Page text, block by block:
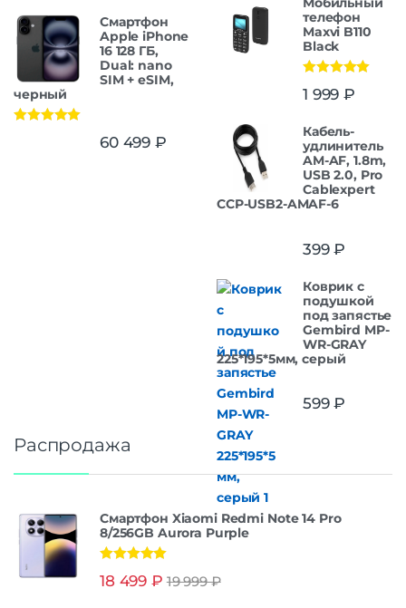
Смартфон
Apple iPhone
16 128 ГБ,
Dual: nano
SIM + eSIM,
черный
60 499 ₽
телефон
Maxvi B110
Black
из 5
1 999 ₽
Кабель-
удлинитель
AM-AF, 1.8m,
USB 2.0, Pro
Cablexpert
CCP-USB2-AMAF-6
399₽
Коврик с
подушкой
под запястье
Gembird MP-
WR-GRAY
225*195*5мм, серый
599₽
Распродажа
Смартфон Xiaomi Redmi Note 14 Pro
8/256GB Aurora Purple
из 5
18 499 ₽ 19 999₽